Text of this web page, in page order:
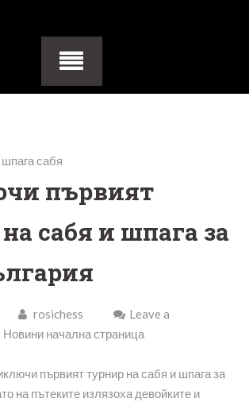
първият
сабя и шпага за
rosichess
Leave a
Новини начална страница
първият турнир на сабя и шпага за
на пътеките излязоха девойките и